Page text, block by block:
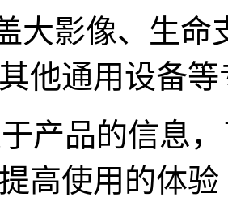
大影像、生
他通用设备
于产品的信息
高使用的体验